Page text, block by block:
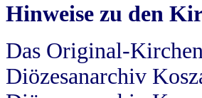
Hinweise zu den
Das Original-
Diözesanarchiv